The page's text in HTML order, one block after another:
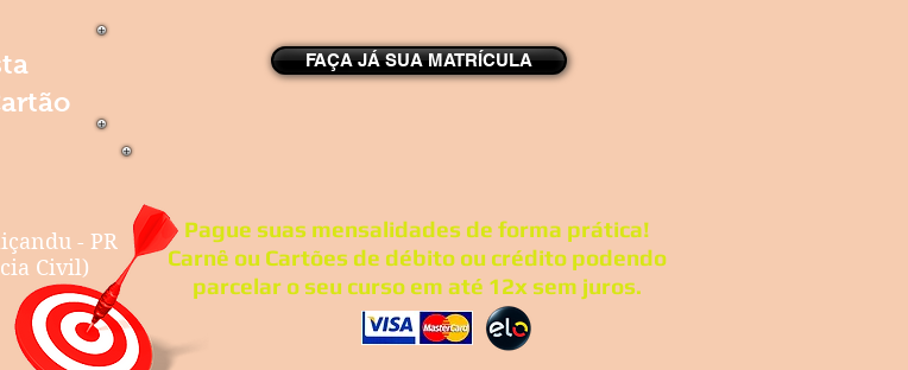
FAÇA JÁ SUA MATRÍCULA
- PR
Civil)
Pague suas mensalidades de forma prática!
Carnê ou Cartões de débito ou crédito podendo
parcelar o seu curso em até 12x sem juros.